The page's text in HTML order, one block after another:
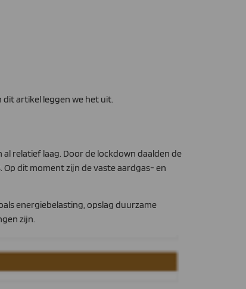
dit artikel leggen we het uit.
relatief laag. Door de lockdown daalden de
dit moment zijn de vaste aardgas- en
energiebelasting, opslag duurzame
zijn.